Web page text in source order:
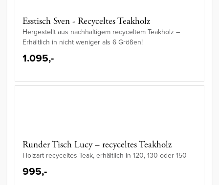
Esstisch Sven - Recyceltes Teakholz
Hergestellt aus nachhaltigem recyceltem Teakholz –
Erhältlich in nicht weniger als 6 Größen!
1.095,-
Runder Tisch Lucy – recyceltes Teakholz
Holzart recyceltes Teak, erhältlich in 120, 130 oder 150
995,-